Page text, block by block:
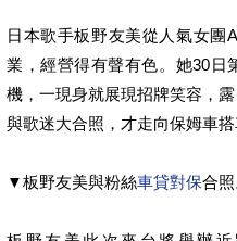
日本歌手板野友美從人氣女團
業，經營得有聲有色。她30日
機，一現身就展現招牌笑容，
與歌迷大合照，才走向保姆車搭
▼板野友美與粉絲車貸對保合照